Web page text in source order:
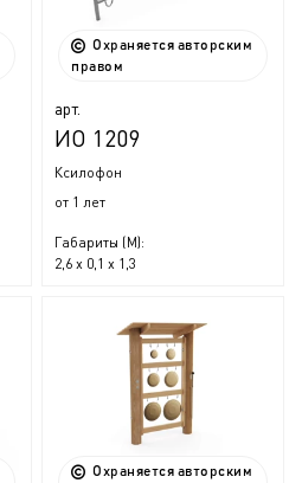
Охраняется авторским
правом
арт.
ИО 1209
Ксилофон
от 1 лет
Габариты (М):
2,6 x 0,1 x 1,3
Охраняется авторским